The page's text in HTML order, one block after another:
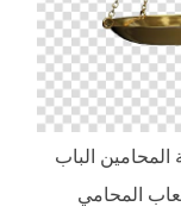
المحامين الباب
المحامي